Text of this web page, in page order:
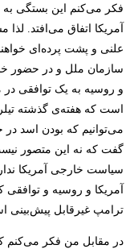
فکر می‌کنم این بستگی به
آمریکا اتفاق می‌افتد.
علنی و پشت پرده‌ای
سازمان ملل و در حضور
و روسیه به یک توافقی
است که هفته‌ی گذشته
می‌توانیم که بودن اسد در
گفت که نه این متصور
سیاست خارجی آمریکا
آمریکا و روسیه و
ترامپ غیرقابل پیش‌بینی
در مقابل من فکر می‌کنم